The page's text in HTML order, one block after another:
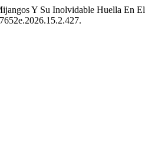
Y Su Inolvidable Huella En